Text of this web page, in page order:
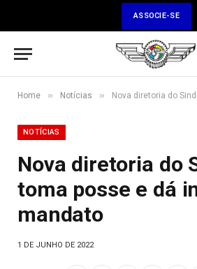
ASSOCIE-SE
Home » Notícias » Nova diretoria do Sindicato
NOTÍCIAS
Nova diretoria do
toma posse e dá
mandato
1 DE JUNHO DE 2022